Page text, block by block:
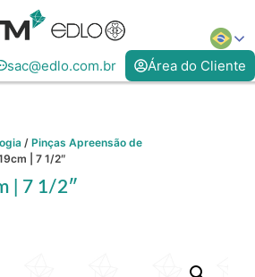
sac@edlo.com.br Área do Cliente
/ Pinças Apreensão de
| 7 1/2″
| 7 1/2″